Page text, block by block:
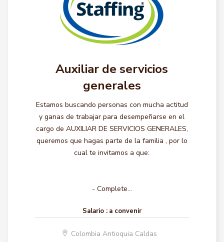
Auxiliar de servicios
generales
Estamos buscando personas con mucha actitud
y ganas de trabajar para desempeñarse en el
cargo de AUXILIAR DE SERVICIOS GENERALES,
queremos que hagas parte de la familia , por lo
cual te invitamos a que:
- Complete...
Salario : a convenir
Colombia Antioquia Caldas